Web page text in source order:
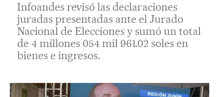
Infoandes revisó las declaraciones
juradas presentadas ante el Jurado
Nacional de Elecciones y sumó un total
de 4 millones 054 mil 961.02 soles en
bienes e ingresos.